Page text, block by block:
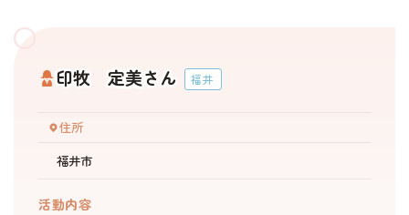
印牧 定美さん 福井
住所
福井市
活動内容